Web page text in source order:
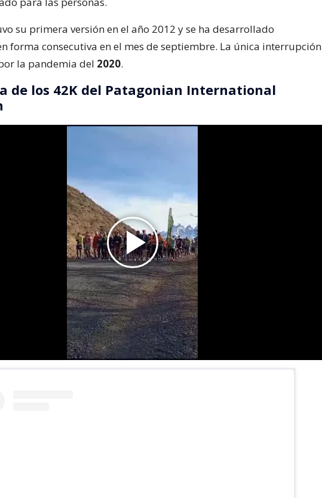
su primera versión en el año 2012 y se ha desarrollado
forma consecutiva en el mes de septiembre. La única interrupción
la pandemia del 2020.
de los 42K del Patagonian International